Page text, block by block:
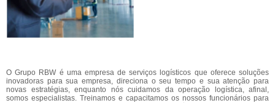
O Grupo RBW é uma empresa de serviços logísticos que oferece soluções
inovadoras para sua empresa, direciona o seu tempo e sua atenção para
novas estratégias, enquanto nós cuidamos da operação logística, afinal,
somos especialistas. Treinamos e capacitamos os nossos funcionários para